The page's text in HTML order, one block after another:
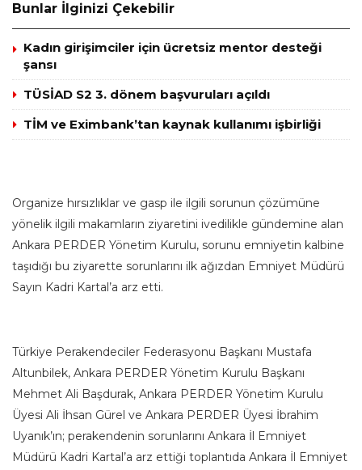
Bunlar İlginizi Çekebilir
Kadın girişimciler için ücretsiz mentor desteği
şansı
TÜSİAD S2 3. dönem başvuruları açıldı
TİM ve Eximbank’tan kaynak kullanımı işbirliği
Organize hırsızlıklar ve gasp ile ilgili sorunun çözümüne
yönelik ilgili makamların ziyaretini ivedilikle gündemine alan
Ankara PERDER Yönetim Kurulu, sorunu emniyetin kalbine
taşıdığı bu ziyarette sorunlarını ilk ağızdan Emniyet Müdürü
Sayın Kadri Kartal’a arz etti.
Türkiye Perakendeciler Federasyonu Başkanı Mustafa
Altunbilek, Ankara PERDER Yönetim Kurulu Başkanı
Mehmet Ali Başdurak, Ankara PERDER Yönetim Kurulu
Üyesi Ali İhsan Gürel ve Ankara PERDER Üyesi İbrahim
Uyanık’ın; perakendenin sorunlarını Ankara İl Emniyet
Müdürü Kadri Kartal’a arz ettiği toplantıda Ankara İl Emniyet